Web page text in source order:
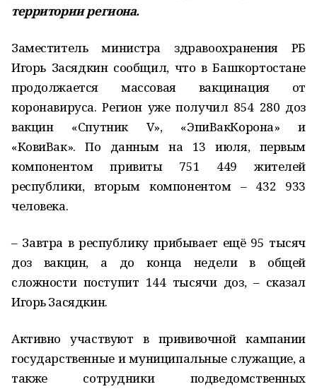
территории региона.
Заместитель министра здравоохранения РБ
Игорь Засядкин сообщил, что в Башкортостане
продолжается массовая вакцинация от
коронавируса. Регион уже получил 854 280 доз
вакцин «Спутник V», «ЭпиВакКорона» и
«КовиВак». По данным на 13 июля, первым
компонентом привиты 751 449 жителей
республики, вторым компонентом – 432 933
человека.
– Завтра в республику прибывает ещё 95 тысяч
доз вакцин, а до конца недели в общей
сложности поступит 144 тысячи доз, – сказал
Игорь Засядкин.
Активно участвуют в прививочной кампании
государственные и муниципальные служащие, а
также сотрудники подведомственных